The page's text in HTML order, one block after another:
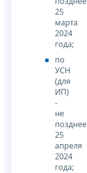
25
марта
2024
года;
по
УСН
(для
ИП)
-
не
позднее
25
апреля
2024
года;